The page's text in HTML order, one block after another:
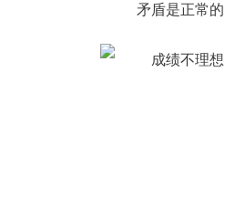
矛盾是正常